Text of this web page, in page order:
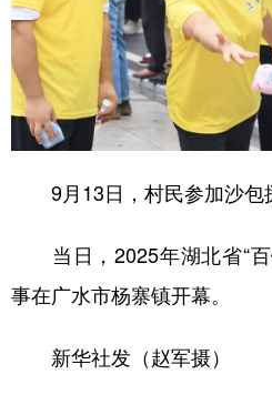
9月13日，村民参加沙包
当日，2025年湖北省“百
事在广水市杨寨镇开幕。
新华社发（赵军摄）